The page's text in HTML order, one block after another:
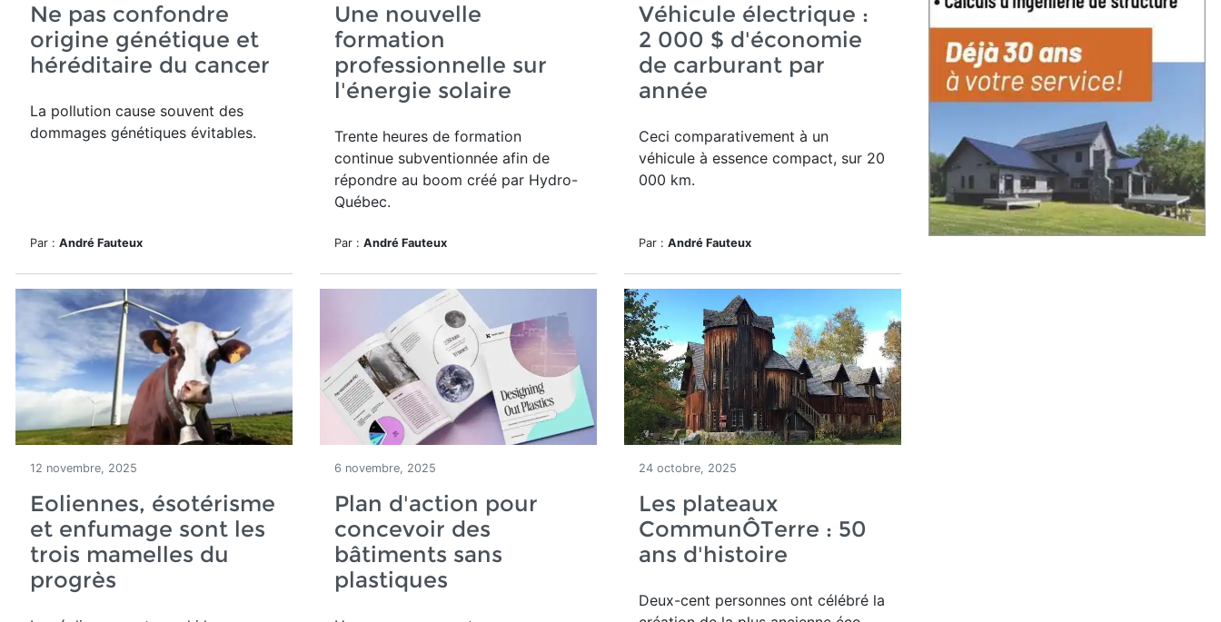
Ne pas confondre
origine génétique et
héréditaire du cancer
La pollution cause souvent des
dommages génétiques évitables.
Par : André Fauteux
Une nouvelle
formation
professionnelle sur
l'énergie solaire
Trente heures de formation
continue subventionnée afin de
répondre au boom créé par Hydro-
Québec.
Par : André Fauteux
Véhicule électrique :
2 000 $ d'économie
de carburant par
année
Ceci comparativement à un
véhicule à essence compact, sur 20
000 km.
Par : André Fauteux
12 novembre, 2025
Eoliennes, ésotérisme
et enfumage sont les
trois mamelles du
progrès
6 novembre, 2025
Plan d'action pour
concevoir des
bâtiments sans
plastiques
24 octobre, 2025
Les plateaux
CommunÔTerre : 50
ans d'histoire
Deux-cent personnes ont célébré la